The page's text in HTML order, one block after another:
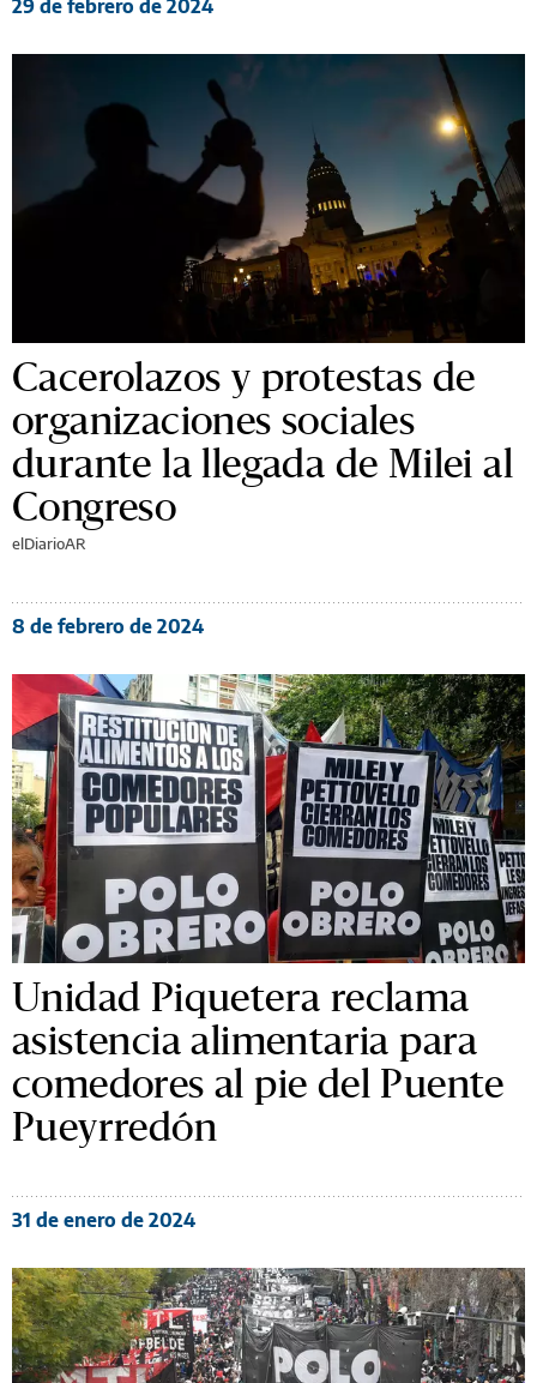
29 de febrero de 2024
Cacerolazos y protestas de
organizaciones sociales
durante la llegada de Milei al
Congreso
elDiarioAR
8 de febrero de 2024
Unidad Piquetera reclama
asistencia alimentaria para
comedores al pie del Puente
Pueyrredón
31 de enero de 2024